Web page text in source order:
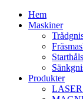
Hem
Maskiner
Produkter